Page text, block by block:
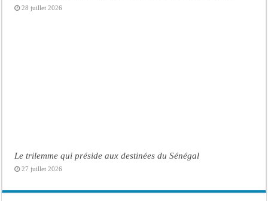
28 juillet 2026
Le trilemme qui préside aux destinées du Sénégal
27 juillet 2026